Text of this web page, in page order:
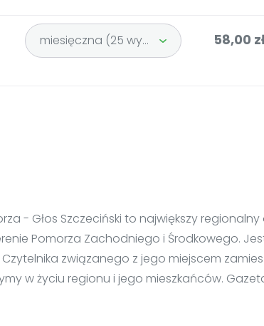
miesięczna (25 wydań) 58,00
- Głos Szczeciński to największy
Pomorza Zachodniego i Środkowego.
związanego z jego miejscem
w życiu regionu i jego mieszkańców.